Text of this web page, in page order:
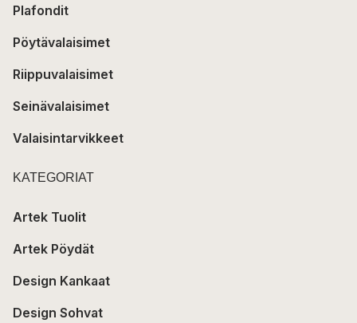
Plafondit
Pöytävalaisimet
Riippuvalaisimet
Seinävalaisimet
Valaisintarvikkeet
KATEGORIAT
Artek Tuolit
Artek Pöydät
Design Kankaat
Design Sohvat